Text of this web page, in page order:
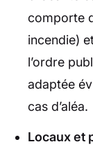
comporte
incendie)
l’ordre
adaptée
cas d’aléa.
Locaux et